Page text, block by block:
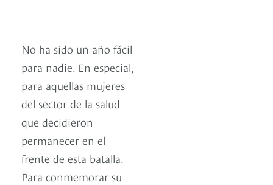
No ha sido un año fácil
para nadie. En especial,
para aquellas mujeres
del sector de la salud
que decidieron
permanecer en el
frente de esta batalla.
Para conmemorar su